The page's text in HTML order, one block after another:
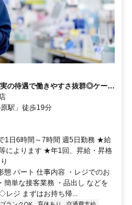
の待遇で働きやすさ抜群◎ケーズ
駅」徒歩19分
1日6時間～7時間 週5日勤務 ★給
によります ★年1回、昇給・昇格
態 パート 仕事内容 ・レジでのお
簡単な接客業務 ・品出し などを
レジ まずはお持ち帰...